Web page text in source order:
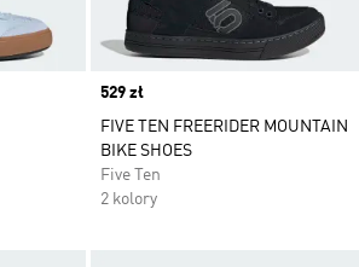
Price
529 zł
FIVE TEN FREERIDER MOUNTAIN
BIKE SHOES
Five Ten
2 kolory